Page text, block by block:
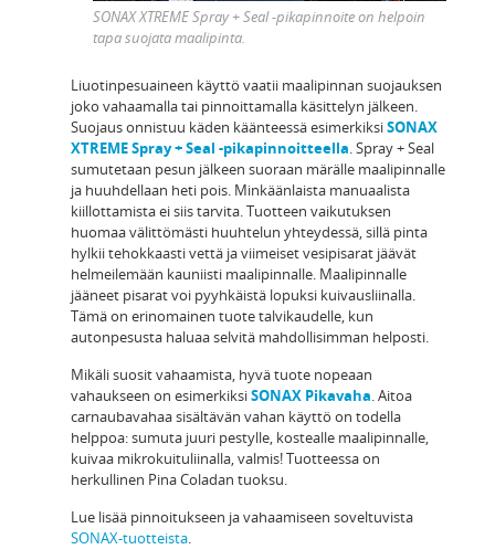
SONAX XTREME Spray + Seal -pikapinnoite on helpoin
tapa suojata maalipinta.
Liuotinpesuaineen käyttö vaatii maalipinnan suojauksen
joko vahaamalla tai pinnoittamalla käsittelyn jälkeen.
Suojaus onnistuu käden käänteessä esimerkiksiSONAX
XTREME Spray + Seal -pikapinnoitteella. Spray + Seal
sumutetaan pesun jälkeen suoraan märälle maalipinnalle
ja huuhdellaan heti pois. Minkäänlaista manuaalista
kiillottamista ei siis tarvita. Tuotteen vaikutuksen
huomaa välittömästi huuhtelun yhteydessä, sillä pinta
hylkii tehokkaasti vettä ja viimeiset vesipisarat jäävät
helmeilemään kauniisti maalipinnalle. Maalipinnalle
jääneet pisarat voi pyyhkäistä lopuksi kuivausliinalla.
Tämä on erinomainen tuote talvikaudelle, kun
autonpesusta haluaa selvitä mahdollisimman helposti.
Mikäli suosit vahaamista, hyvä tuote nopeaan
vahaukseen on esimerkiksiSONAX Pikavaha. Aitoa
carnaubavahaa sisältävän vahan käyttö on todella
helppoa: sumuta juuri pestylle, kostealle maalipinnalle,
kuivaa mikrokuituliinalla, valmis! Tuotteessa on
herkullinen Pina Coladan tuoksu.
Lue lisää pinnoitukseen ja vahaamiseen soveltuvista
SONAX-tuotteista.